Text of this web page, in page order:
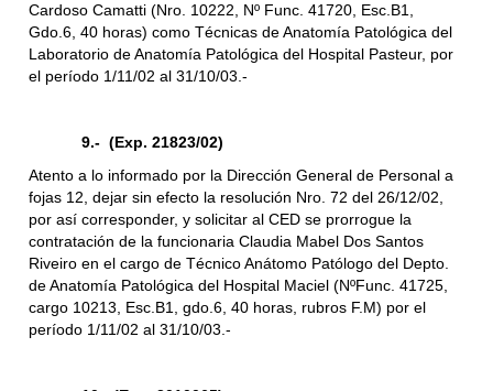
Cardoso Camatti (Nro. 10222, Nº Func. 41720, Esc.B1,
Gdo.6, 40 horas) como Técnicas de Anatomía Patológica del
Laboratorio de Anatomía Patológica del Hospital Pasteur, por
el período 1/11/02 al 31/10/03.-
9.- (Exp. 21823/02)
Atento a lo informado por la Dirección General de Personal a
fojas 12, dejar sin efecto la resolución Nro. 72 del 26/12/02,
por así corresponder, y solicitar al CED se prorrogue la
contratación de la funcionaria Claudia Mabel Dos Santos
Riveiro en el cargo de Técnico Anátomo Patólogo del Depto.
de Anatomía Patológica del Hospital Maciel (NºFunc. 41725,
cargo 10213, Esc.B1, gdo.6, 40 horas, rubros F.M) por el
período 1/11/02 al 31/10/03.-